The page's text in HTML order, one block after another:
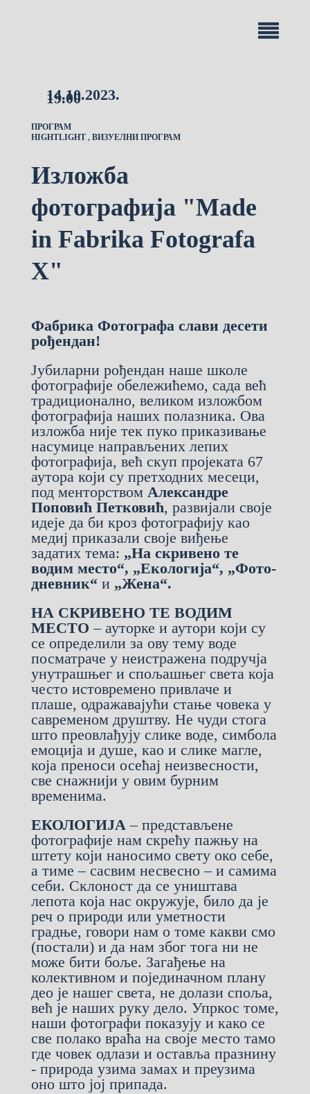
14.10.2023.
19.00
ПРОГРАМ
HIGHTLIGHT, ВИЗУЕЛНИ ПРОГРАМ
Изложба
фотографија "Made
in Fabrika Fotografa
X"
Фабрика Фотографа слави десети
рођендан!
Јубиларни рођендан наше школе
фотографије обележићемо, сада већ
традиционално, великом изложбом
фотографија наших полазника. Ова
изложба није тек пуко приказивање
насумице направљених лепих
фотографија, већ скуп пројеката 67
аутора који су претходних месеци,
под менторством Александре
Поповић Петковић, развијали своје
идеје да би кроз фотографију као
медиј приказали своје виђење
задатих тема: „На скривено те
водим место“, „Екологија“, „Фото-
дневник“ и „Жена“.
НА СКРИВЕНО ТЕ ВОДИМ
МЕСТО – ауторке и аутори који су
се определили за ову тему воде
посматраче у неистражена подручја
унутрашњег и спољашњег света која
често истовремено привлаче и
плаше, одражавајући стање човека у
савременом друштву. Не чуди стога
што преовлађују слике воде, симбола
емоција и душе, као и слике магле,
која преноси осећај неизвесности,
све снажнији у овим бурним
временима.
ЕКОЛОГИЈА– представљене
фотографије нам скрећу пажњу на
штету који наносимо свету око себе,
а тиме – сасвим несвесно – и самима
себи. Склоност да се уништава
лепота која нас окружује, било да је
реч о природи или уметности
градње, говори нам о томе какви смо
(постали) и да нам због тога ни не
може бити боље. Загађење на
колективном и појединачном плану
део је нашег света, не долази споља,
већ је наших руку дело. Упркос томе,
наши фотографи показују и како се
све полако враћа на своје место тамо
где човек одлази и оставља празнину
- природа узима замах и преузима
оно што јој припада.